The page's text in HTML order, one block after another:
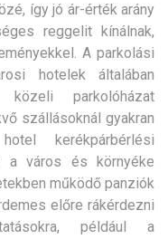
így jó ár-érték arány
reggelit kínálnak,
A parkolási
hotelek általában
parkolóházat
szállásoknál gyakran
kerékpárbérlési
a város és környéke
működő panziók
előre rákérdezni
például a